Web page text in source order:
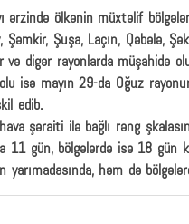
ərzində ölkənin müxtəlif
Şəmkir, Şuşa, Laçın, Qəbələ,
və digər rayonlarda
isə mayın 29-da Oğuz
edib.
şəraiti ilə bağlı rəng
11 gün, bölgələrdə isə 18
yarımadasında, həm də